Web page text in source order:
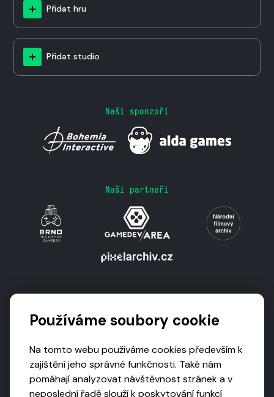
Přidat hru
Přidat studio
Naši sponzoři
Naši partneři
Používáme soubory cookie
Na tomto webu používáme cookies především k
zajištění jeho správné funkčnosti. Také nám
pomáhají analyzovat návštěvnost stránek a v
neposlední řadě slouží k poskytování funkcí